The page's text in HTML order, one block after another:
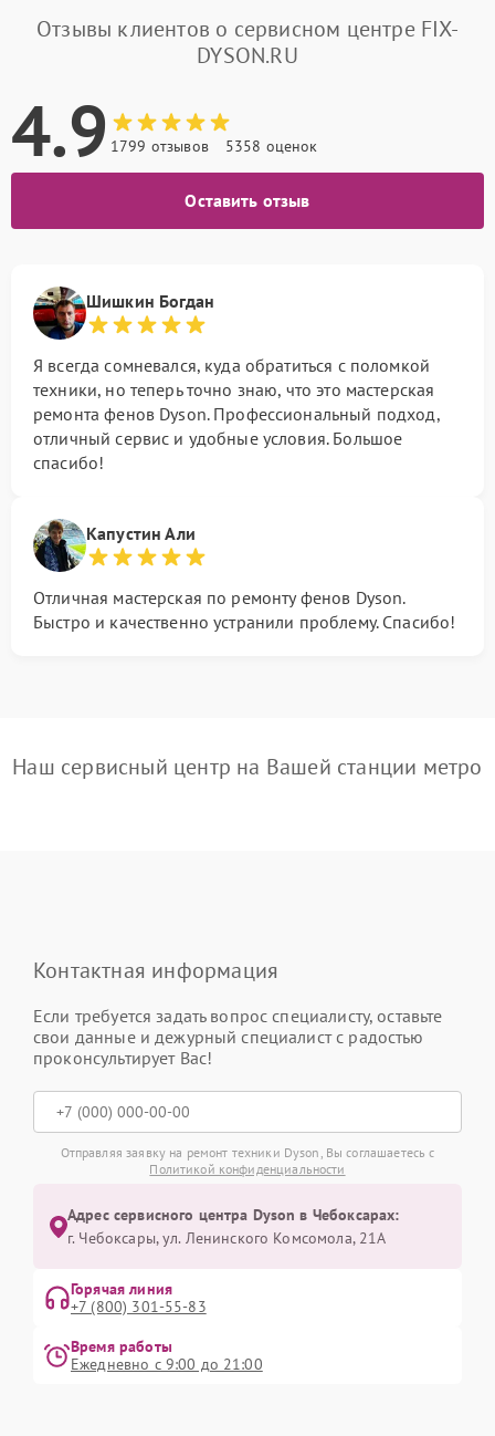
Отзывы клиентов о сервисном центре FIX-
DYSON.RU
4.9 1799 отзывов 5358 оценок
Оставить отзыв
Шишкин Богдан
Я всегда сомневался, куда обратиться с поломкой
техники, но теперь точно знаю, что это мастерская
ремонта фенов Dyson. Профессиональный подход,
отличный сервис и удобные условия. Большое
спасибо!
Капустин Али
Отличная мастерская по ремонту фенов Dyson.
Быстро и качественно устранили проблему. Спасибо!
Наш сервисный центр на Вашей станции метро
Контактная информация
Если требуется задать вопрос специалисту, оставьте
свои данные и дежурный специалист с радостью
проконсультирует Вас!
Отправляя заявку на ремонт техники Dyson, Вы соглашаетесь с
Политикой конфиденциальности
Адрес сервисного центра Dyson в Чебоксарах:
г. Чебоксары, ул. Ленинского Комсомола, 21А
Горячая линия
+7 (800) 301-55-83
Время работы
Ежедневно с 9:00 до 21:00